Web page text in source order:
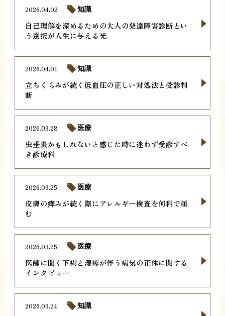
自己理解を深めるための大人の発達障害診断とい
う選択が人生に与える光
2026.04.02 知識
立ちくらみが続く低血圧の正しい対処法と受診判
断
2026.04.01 知識
虫垂炎かもしれないと感じた時に迷わず受診すべ
き診療科
2026.03.28 医療
皮膚の痒みが続く際にアレルギー検査を何科で頼
む
2026.03.25 医療
医師に聞く下痢と湿疹が伴う病気の正体に関する
インタビュー
2026.03.25 医療
2026.03.24 知識